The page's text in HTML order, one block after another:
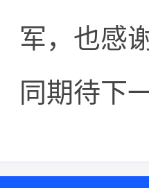
军，也感
同期待下